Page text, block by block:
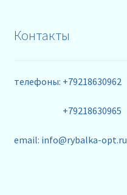
Контакты
телефоны: +79218630962
+79218630965
email: info@rybalka-opt.ru